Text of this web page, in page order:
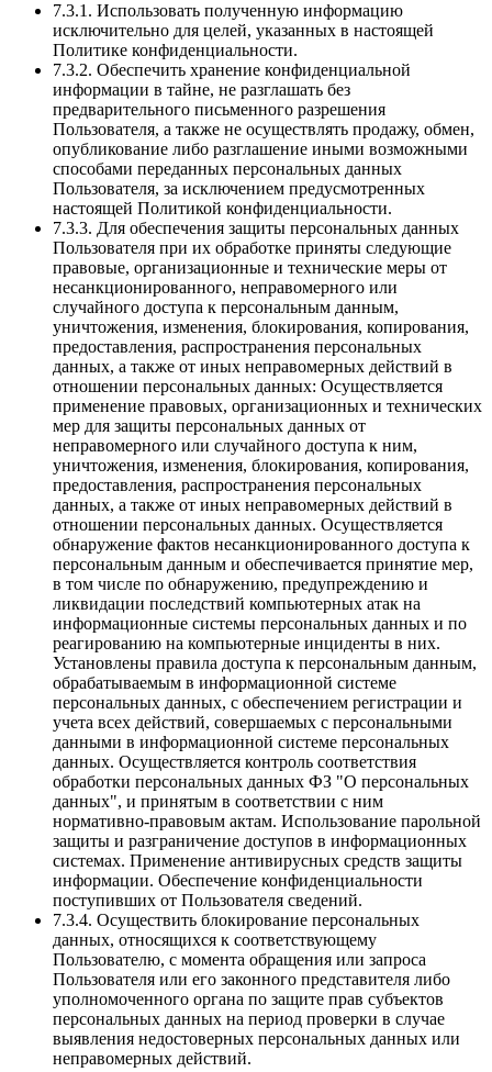
7.3.1. Использовать полученную информацию
исключительно для целей, указанных в настоящей
Политике конфиденциальности.
7.3.2. Обеспечить хранение конфиденциальной
информации в тайне, не разглашать без
предварительного письменного разрешения
Пользователя, а также не осуществлять продажу, обмен,
опубликование либо разглашение иными возможными
способами переданных персональных данных
Пользователя, за исключением предусмотренных
настоящей Политикой конфиденциальности.
7.3.3. Для обеспечения защиты персональных данных
Пользователя при их обработке приняты следующие
правовые, организационные и технические меры от
несанкционированного, неправомерного или
случайного доступа к персональным данным,
уничтожения, изменения, блокирования, копирования,
предоставления, распространения персональных
данных, а также от иных неправомерных действий в
отношении персональных данных: Осуществляется
применение правовых, организационных и технических
мер для защиты персональных данных от
неправомерного или случайного доступа к ним,
уничтожения, изменения, блокирования, копирования,
предоставления, распространения персональных
данных, а также от иных неправомерных действий в
отношении персональных данных. Осуществляется
обнаружение фактов несанкционированного доступа к
персональным данным и обеспечивается принятие мер,
в том числе по обнаружению, предупреждению и
ликвидации последствий компьютерных атак на
информационные системы персональных данных и по
реагированию на компьютерные инциденты в них.
Установлены правила доступа к персональным данным,
обрабатываемым в информационной системе
персональных данных, с обеспечением регистрации и
учета всех действий, совершаемых с персональными
данными в информационной системе персональных
данных. Осуществляется контроль соответствия
обработки персональных данных ФЗ "О персональных
данных", и принятым в соответствии с ним
нормативно-правовым актам. Использование парольной
защиты и разграничение доступов в информационных
системах. Применение антивирусных средств защиты
информации. Обеспечение конфиденциальности
поступивших от Пользователя сведений.
7.3.4. Осуществить блокирование персональных
данных, относящихся к соответствующему
Пользователю, с момента обращения или запроса
Пользователя или его законного представителя либо
уполномоченного органа по защите прав субъектов
персональных данных на период проверки в случае
выявления недостоверных персональных данных или
неправомерных действий.